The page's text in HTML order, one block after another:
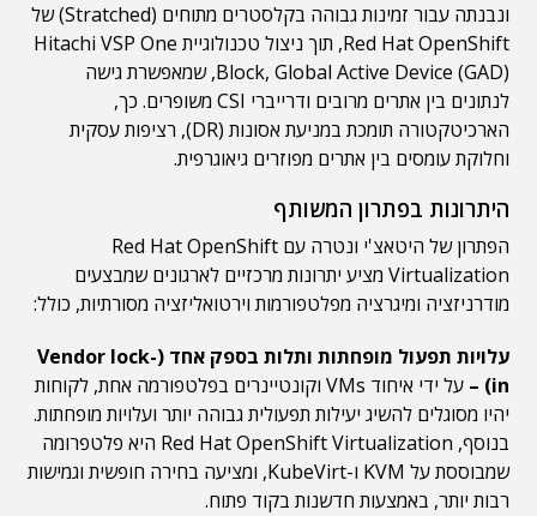
ונבנתה עבור זמינות גבוהה בקלסטרים מתוחים (Stratched) של
Red Hat OpenShift, תוך ניצול טכנולוגיית Hitachi VSP One
Block, Global Active Device (GAD), שמאפשרת גישה
לנתונים בין אתרים מרובים ודרייברי CSI משופרים. כך,
הארכיטקטורה תומכת במניעת אסונות (DR), רציפות עסקית
וחלוקת עומסים בין אתרים מפוזרים גיאוגרפית.
היתרונות בפתרון המשותף
הפתרון של היטאצ'י ונטרה עם Red Hat OpenShift
Virtualization מציע יתרונות מרכזיים לארגונים שמבצעים
מודרניזציה ומיגרציה מפלטפורמות וירטואליזציה מסורתיות, כולל:
עלויות תפעול מופחתות ותלות בספק אחד (Vendor lock-
in) –
על ידי איחוד VMs וקונטיינרים בפלטפורמה אחת, לקוחות
יהיו מסוגלים להשיג יעילות תפעולית גבוהה יותר ועלויות מופחתות.
בנוסף, Red Hat OpenShift Virtualization היא פלטפרומה
שמבוססת על KVM ו-KubeVirt, ומציעה בחירה חופשית וגמישות
רבות יותר, באמצעות חדשנות בקוד פתוח.